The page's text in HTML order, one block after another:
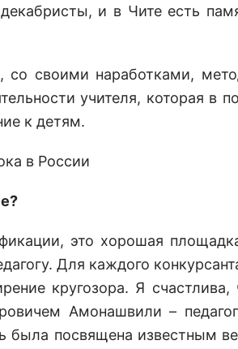
и в Чите есть
своими наработками,
учителя, которая в
к детям.
это хорошая
Для каждого
кругозора. Я счастлива,
Амонашвили –
была посвящена известным